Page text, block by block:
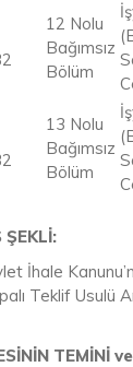
12 Nolu
Bağımsız
Bölüm
13 Nolu
Bağımsız
Bölüm
ŞEKLİ:
İhale
Teklif Usulü
TEMİNİ